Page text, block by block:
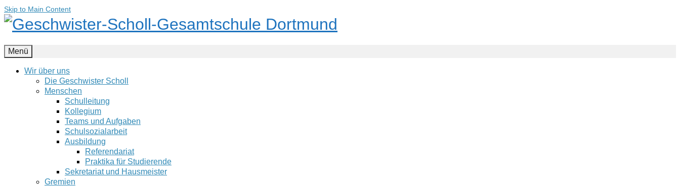
Skip to Main Content
Menü
Wir über uns
Die Geschwister Scholl
Menschen
Schulleitung
Kollegium
Teams und Aufgaben
Schulsozialarbeit
Ausbildung
Referendariat
Praktika für Studierende
Sekretariat und Hausmeister
Gremien